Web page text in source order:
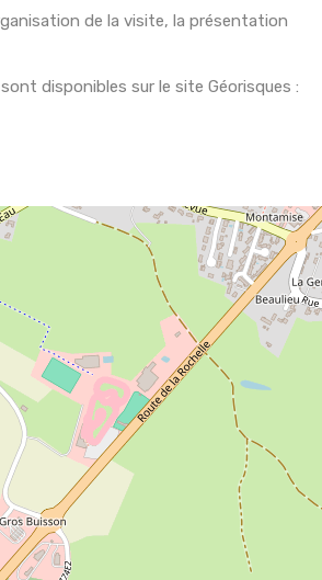
de la visite, la présentation
disponibles sur le site Géorisques :